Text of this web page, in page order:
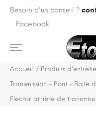
Besoin d'un conseil ?
Facebook
Accueil
Produits
Transmission - Pont - Boite
Flector arrière de